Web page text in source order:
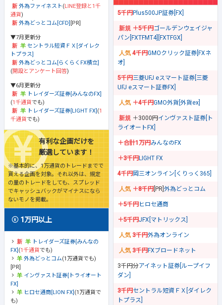
外為ファイネスト(LINE登録と1千
通貨)
外為どっとコム[CFD] [PR]
▼7月更新分
セントラル短資ＦＸ[ダイレク
トプラス]
外為どっとコム[らくらくFX積立]
(開設とアンケート回答)
▼6月更新分
トレイダーズ証券[みんなのFX]
(1千通貨でも)
トレイダーズ証券[LIGHT FX] (1
千通貨でも)
有利な企画だけを
厳選しています！
※基本的に、1万通貨のトレードまでで
貰える企画を対象。それ以外は、規定
の量のトレードをしても、スプレッド
でキャッシュバックがマイナスになら
ないモノを掲載。
1万円以上
トレイダーズ証券[みんなの
FX] (1千通貨でも)
外為どっとコム(1万通貨でも)
[PR]
インヴァスト証券[トライオート
FX]
ヒロセ通商[LION FX] (1万通貨で
も)
5千円Plus500JP証券[FX]
＋5千円ゴールデンウェイジャ
パン[FXTFMT4][FXTFGX]
4千円GMOクリック証券[FXネ
オ]
5千円三菱UFJ eスマート証券[三菱
UFJ eスマート証券FX]
＋4千円GMO外貨[外貨ex]
＋3000円 インヴァスト証券[ト
ライオートFX]
＋合計1万円みんなのFX
＋3千円LIGHT FX
4千円岡三オンライン[くりっく365]
＋8千円 [PR] 外為どっとコム
＋5千円ヒロセ通商
＋5千円JFX[マトリックス]
3千円外為オンライン
3千円FXブロードネット
3千円分アイネット証券[ループイフ
ダン]
3千円セントラル短資ＦＸ[ダイレク
トプラス]